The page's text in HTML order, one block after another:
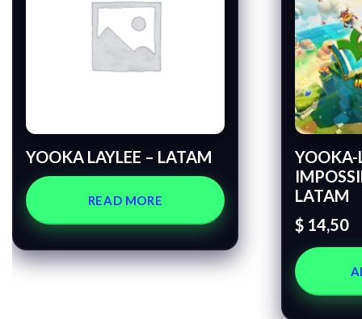
YOOKA LAYLEE – LATAM
READ MORE
YOOKA-
LATAM
$ 14,50